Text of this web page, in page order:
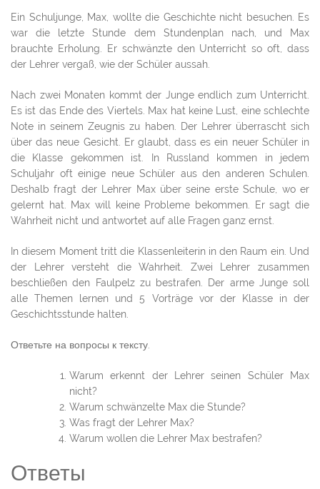
Ein Schuljunge, Max, wollte die Geschichte nicht besuchen. Es
war die letzte Stunde dem Stundenplan nach, und Max
brauchte Erholung. Er schwänzte den Unterricht so oft, dass
der Lehrer vergaß, wie der Schüler aussah.
Nach zwei Monaten kommt der Junge endlich zum Unterricht.
Es ist das Ende des Viertels. Max hat keine Lust, eine schlechte
Note in seinem Zeugnis zu haben. Der Lehrer überrascht sich
über das neue Gesicht. Er glaubt, dass es ein neuer Schüler in
die Klasse gekommen ist. In Russland kommen in jedem
Schuljahr oft einige neue Schüler aus den anderen Schulen.
Deshalb fragt der Lehrer Max über seine erste Schule, wo er
gelernt hat. Max will keine Probleme bekommen. Er sagt die
Wahrheit nicht und antwortet auf alle Fragen ganz ernst.
In diesem Moment tritt die Klassenleiterin in den Raum ein. Und
der Lehrer versteht die Wahrheit. Zwei Lehrer zusammen
beschließen den Faulpelz zu bestrafen. Der arme Junge soll
alle Themen lernen und 5 Vorträge vor der Klasse in der
Geschichtsstunde halten.
Ответьте на вопросы к тексту.
Warum erkennt der Lehrer seinen Schüler Max
nicht?
Warum schwänzelte Max die Stunde?
Was fragt der Lehrer Max?
Warum wollen die Lehrer Max bestrafen?
Ответы